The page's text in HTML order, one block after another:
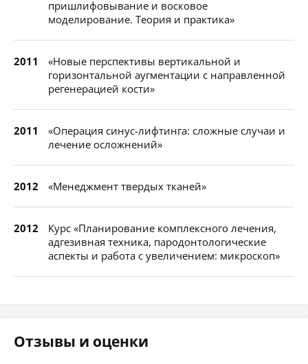
пришлифовывание и восковое
моделирование. Теория и практика»
2011
«Новые перспективы вертикальной и
горизонтальной аугментации с направленной
регенерацией кости»
2011
«Операция синус-лифтинга: сложные случаи и
лечение осложнений»
2012 «Менеджмент твердых тканей»
2012
Курс «Планирование комплексного лечения,
адгезивная техника, пародонтологические
аспекты и работа с увеличением: микроскоп»
Отзывы и оценки